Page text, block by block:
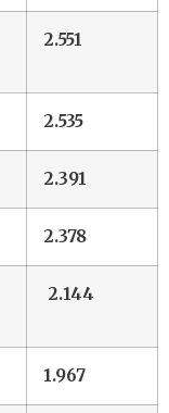
2.551
2.535
2.391
2.378
2.144
1.967